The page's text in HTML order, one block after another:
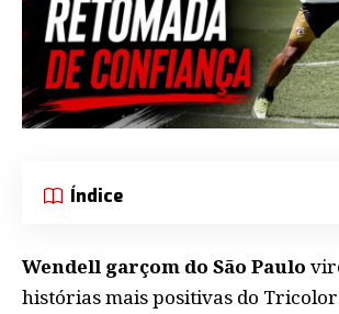
Índice
Wendell garçom do São Paulo
histórias mais positivas do